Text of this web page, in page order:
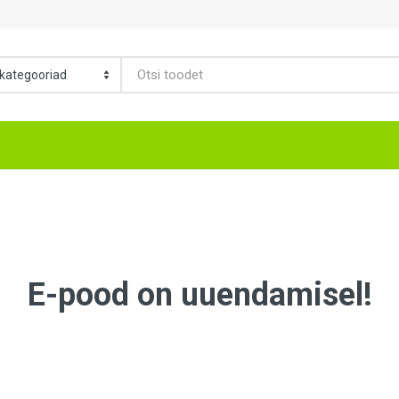
E-pood on uuendamisel!